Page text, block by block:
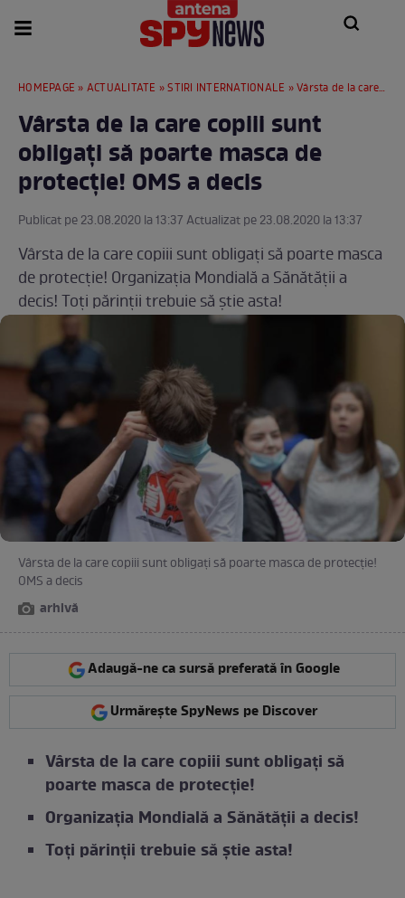
HOMEPAGE » ACTUALITATE »STIRI INTERNATIONALE » Vârsta de la care copiii sunt obligați să poarte masca de protecție! OMS a decis
Vârsta de la care copiii sunt
obligați să poarte masca de
protecție! OMS a decis
Publicat pe 23.08.2020 la 13:37 Actualizat pe 23.08.2020 la 13:37
Vârsta de la care copiii sunt obligați să poarte masca
de protecție! Organizația Mondială a Sănătății a
decis! Toți părinții trebuie să știe asta!
Vârsta de la care copiii sunt obligați să poarte masca de protecție!
OMS a decis
arhivă
Adaugă-ne ca sursă preferată în Google
Urmărește SpyNews pe Discover
Vârsta de la care copiii sunt obligați să
poarte masca de protecție!
Organizația Mondială a Sănătății a decis!
Toți părinții trebuie să știe asta!